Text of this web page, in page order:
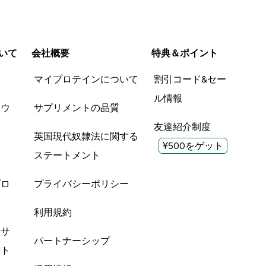
て 会社概要
マイプロテインについて
サプリメントの品質
英国現代奴隷法に関する
ステートメント
プライバシーポリシー
利用規約
パートナーシップ
特典＆ポイント
割引コード&セー
ル情報
友達紹介制度
¥500をゲット